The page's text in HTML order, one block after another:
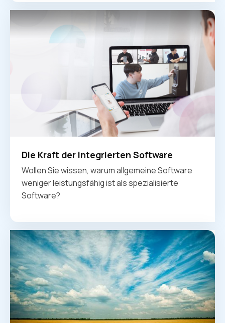
Die Kraft der integrierten Software
Wollen Sie wissen, warum allgemeine Software
weniger leistungsfähig ist als spezialisierte
Software?